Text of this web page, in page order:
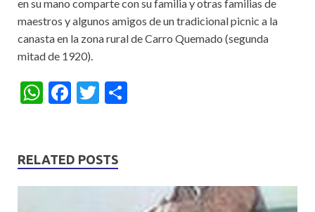
en su mano comparte con su familia y otras familias de
maestros y algunos amigos de un tradicional picnic a la
canasta en la zona rural de Carro Quemado (segunda
mitad de 1920).
W
s
A
F
b
o
T
er
RELATED POSTS